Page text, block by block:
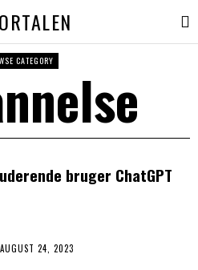
CATEGORY
bruger ChatGPT
AUGUST 24, 2023